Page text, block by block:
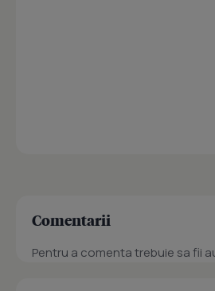
Comentarii
Pentru a comenta trebuie sa fii